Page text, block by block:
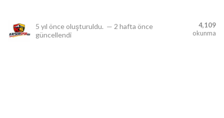
5 yıl önce oluşturuldu. — 2 hafta önce
güncellendi
4,109
okunma